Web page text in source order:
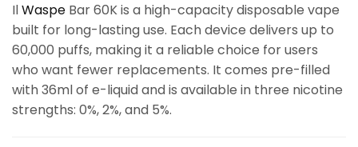
IlWaspe Bar 60K is a high-capacity disposable vape
built for long-lasting use. Each device delivers up to
60,000 puffs, making it a reliable choice for users
who want fewer replacements. It comes pre-filled
with 36ml of e-liquid and is available in three nicotine
strengths: 0%, 2%, and 5%.